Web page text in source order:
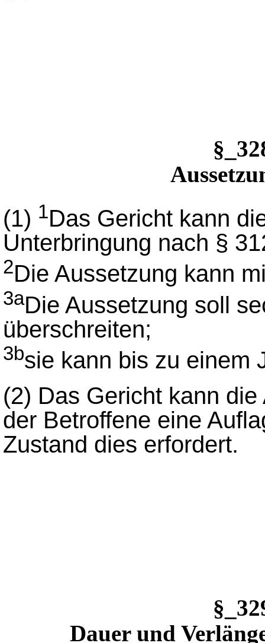
(1) 1Das Gericht kann
Unterbringung nach §
2Die Aussetzung kann
3aDie Aussetzung soll
überschreiten;
3bsie kann bis zu einem
(2) Das Gericht kann
der Betroffene eine
Zustand dies erfordert.
Dauer und